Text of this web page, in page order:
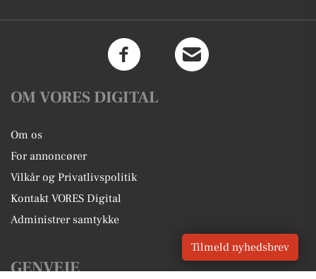
OM VORES DIGITAL
Om os
For annoncører
Vilkår og Privatlivspolitik
Kontakt VORES Digital
Administrer samtykke
GENVEJE
Tilmeld nyhedsbrev